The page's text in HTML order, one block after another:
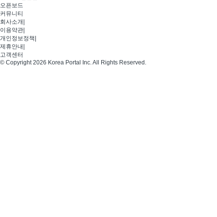
오픈보드
커뮤니티
회사소개
이용약관
개인정보정책
제휴안내
고객센터
© Copyright 2026 Korea Portal Inc. All Rights Reserved.